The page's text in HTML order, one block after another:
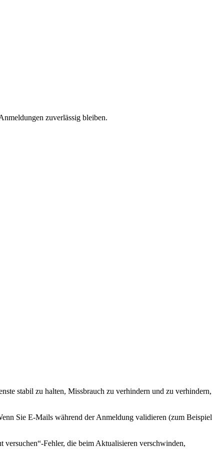
zuverlässig bleiben.
stabil zu halten, Missbrauch zu verhindern und zu verhindern,
Sie E-Mails während der Anmeldung validieren (zum Beispiel
Fehler, die beim Aktualisieren verschwinden,